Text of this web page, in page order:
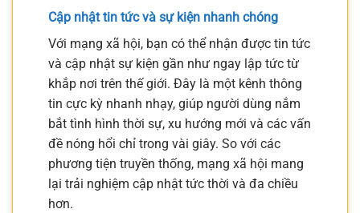
Cập nhật tin tức và sự kiện nhanh chóng
Với mạng xã hội, bạn có thể nhận được tin tức
và cập nhật sự kiện gần như ngay lập tức từ
khắp nơi trên thế giới. Đây là một kênh thông
tin cực kỳ nhanh nhạy, giúp người dùng nắm
bắt tình hình thời sự, xu hướng mới và các vấn
đề nóng hổi chỉ trong vài giây. So với các
phương tiện truyền thống, mạng xã hội mang
lại trải nghiệm cập nhật tức thời và đa chiều
hơn.